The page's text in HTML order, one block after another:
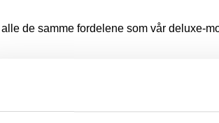
de samme fordelene som vår deluxe-
ikke blåser av, og det følger med en